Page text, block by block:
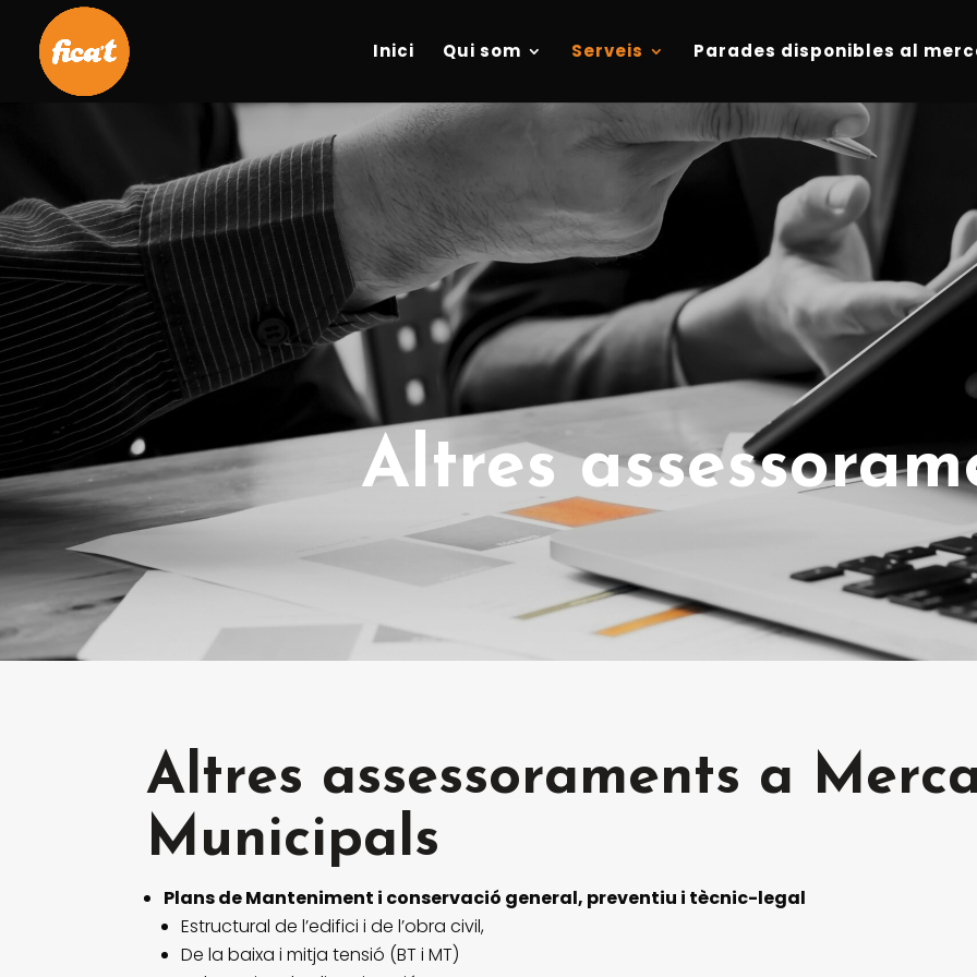
Inici Qui som Serveis Parades disponibles al
Altres
Altres assessoraments a
Municipals
Plans de Manteniment i conservació general, preventiu i tècnic-legal
Estructural de l’edifici i de l’obra civil,
De la baixa i mitja tensió (BT i MT)